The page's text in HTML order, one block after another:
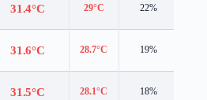
31.4°C 29°C 22%
31.6°C 28.7°C 19%
31.5°C 28.1°C 18%